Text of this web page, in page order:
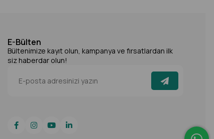
E-Bülten
Bültenimize kayıt olun, kampanya ve fırsatlardan ilk
siz haberdar olun!